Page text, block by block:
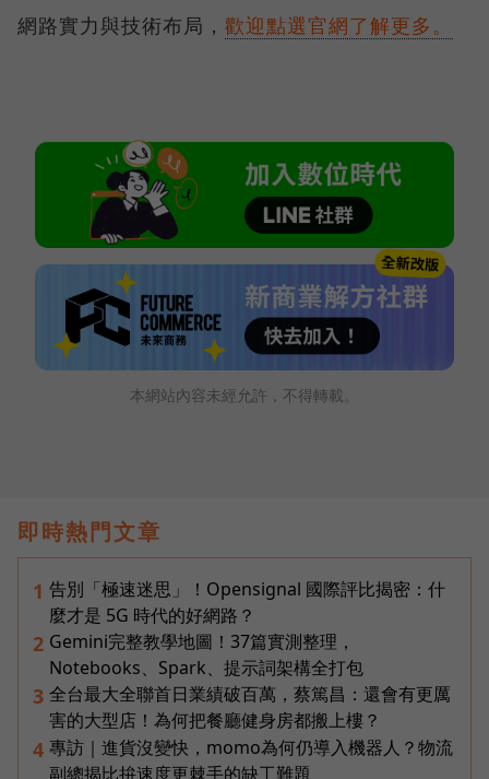
網路實力與技術布局， 歡迎點選官網了解更多。
本網站內容未經允許，不得轉載。
即時熱門文章
1 告別「極速迷思」！Opensignal 國際評比揭密：什
麼才是 5G 時代的好網路？
2 Gemini完整教學地圖！37篇實測整理，
Notebooks、Spark、提示詞架構全打包
3 全台最大全聯首日業績破百萬，蔡篤昌：還會有更厲
害的大型店！為何把餐廳健身房都搬上樓？
4 專訪｜進貨沒變快，momo為何仍導入機器人？物流
副總揭比拚速度更棘手的缺工難題